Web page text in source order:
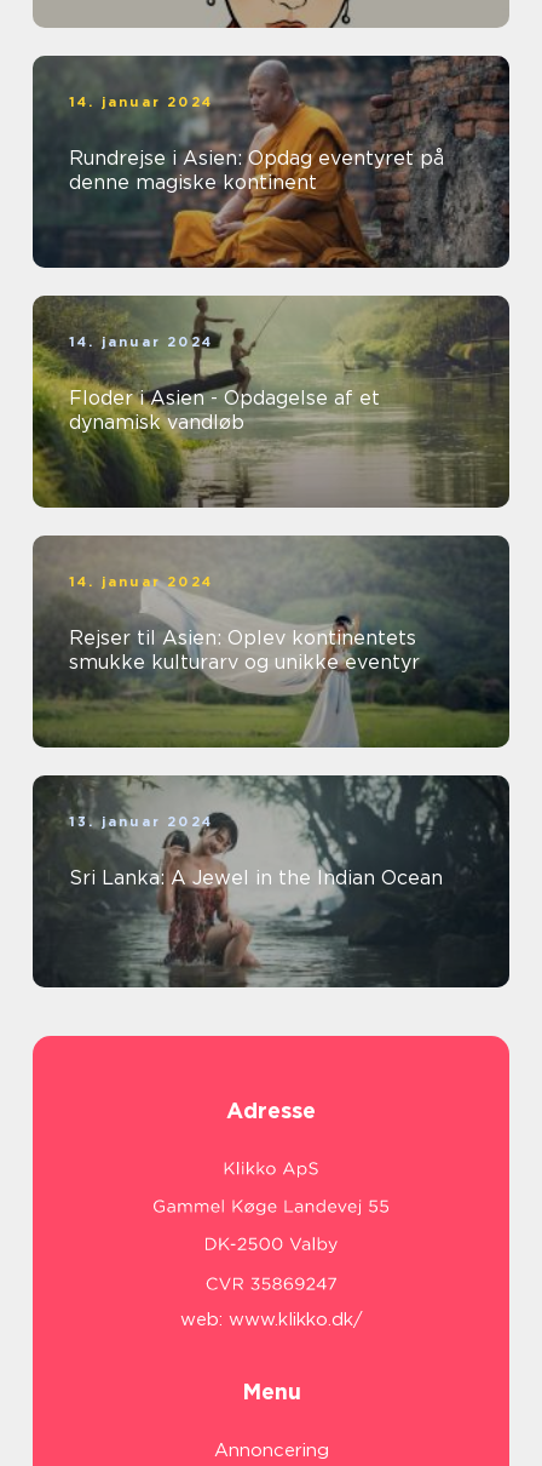
14. januar 2024
Rundrejse i Asien: Opdag eventyret på
denne magiske kontinent
14. januar 2024
Floder i Asien - Opdagelse af et
dynamisk vandløb
14. januar 2024
Rejser til Asien: Oplev kontinentets
smukke kulturarv og unikke eventyr
13. januar 2024
Sri Lanka: A Jewel in the Indian Ocean
Adresse
web: www.klikko.dk/
Menu
Annoncering